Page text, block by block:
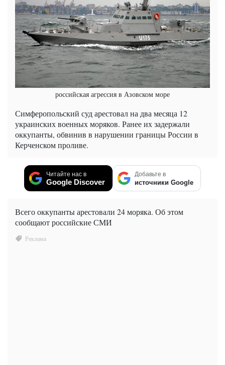
российская агрессия в Азовском море
Симферопольский суд арестовал на два месяца 12
украинских военных моряков. Ранее их задержали
оккупанты, обвинив в нарушении границы России в
Керченском проливе.
Читайте нас в
Google Discover
Добавьте в
источники Google
Всего оккупанты арестовали 24 моряка. Об этом
сообщают российские СМИ